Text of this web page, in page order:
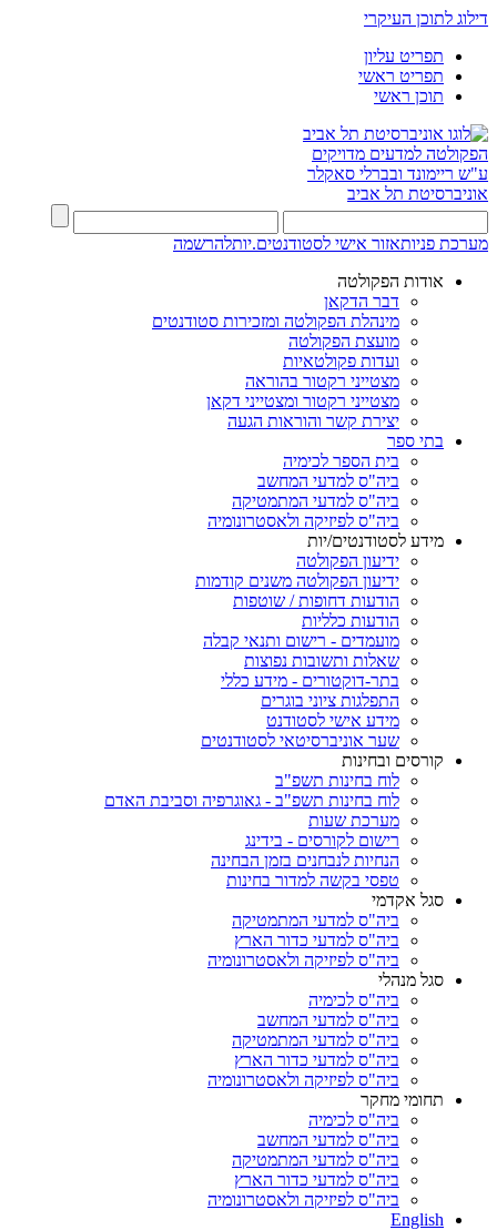
דילוג לתוכן העיקרי
תפריט עליון
תפריט ראשי
תוכן ראשי
הפקולטה למדעים מדויקים
ע"ש ריימונד ובברלי סאקלר
אוניברסיטת תל אביב
מערכת פניותאזור אישי לסטודנטים.יותלהרשמה
אודות הפקולטה
דבר הדקאן
מינהלת הפקולטה ומזכירות סטודנטים
מועצת הפקולטה
ועדות פקולטאיות
מצטייני רקטור בהוראה
מצטייני רקטור ומצטייני דקאן
יצירת קשר והוראות הגעה
בתי ספר
בית הספר לכימיה
ביה"ס למדעי המחשב
ביה"ס למדעי המתמטיקה
ביה"ס לפיזיקה ולאסטרונומיה
מידע לסטודנטים/יות
ידיעון הפקולטה
ידיעון הפקולטה משנים קודמות
הודעות דחופות / שוטפות
הודעות כלליות
מועמדים - רישום ותנאי קבלה
שאלות ותשובות נפוצות
בתר-דוקטורים - מידע כללי
התפלגות ציוני בוגרים
מידע אישי לסטודנט
שער אוניברסיטאי לסטודנטים
קורסים ובחינות
לוח בחינות תשפ"ב
לוח בחינות תשפ"ב - גאוגרפיה וסביבת האדם
מערכת שעות
רישום לקורסים - בידינג
הנחיות לנבחנים בזמן הבחינה
טפסי בקשה למדור בחינות
סגל אקדמי
ביה"ס למדעי המתמטיקה
ביה"ס למדעי כדור הארץ
ביה"ס לפיזיקה ולאסטרונומיה
סגל מנהלי
ביה"ס לכימיה
ביה"ס למדעי המחשב
ביה"ס למדעי המתמטיקה
ביה"ס למדעי כדור הארץ
ביה"ס לפיזיקה ולאסטרונומיה
תחומי מחקר
ביה"ס לכימיה
ביה"ס למדעי המחשב
ביה"ס למדעי המתמטיקה
ביה"ס למדעי כדור הארץ
ביה"ס לפיזיקה ולאסטרונומיה
English